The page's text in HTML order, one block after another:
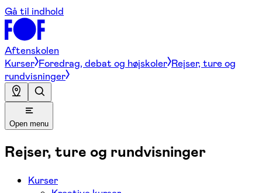
Gå til indhold
Aftenskolen
Kurser Foredrag, debat og højskoler Rejser, ture og
rundvisninger
Open menu
Rejser, ture og rundvisninger
Kurser